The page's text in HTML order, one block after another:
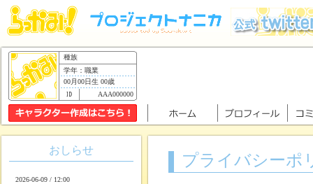
種族
学年：職業
00月00日生 00歳
AAA000000
プライバシーポ
おしらせ
2026-06-09 / 12:00